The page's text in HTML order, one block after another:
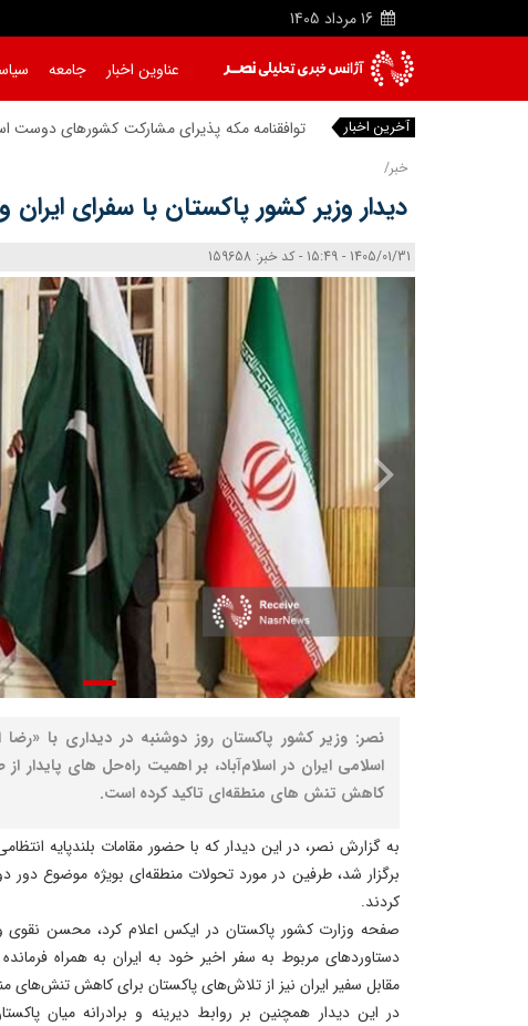
16 مرداد 1405
عناوین اخبار جامعه
آخرین اخبار توافقنامه مکه پذیرای مشارکت کشورهای دوست
خبر/
دیدار وزیر کشور پاکستان با سفرای ایران
1405/01/31 - 15:49 - کد خبر: 159658
نصر: وزیر کشور پاکستان روز دوشنبه در دیداری با
اسلامی ایران در اسلام‌آباد، بر اهمیت راه‌حل‌ های پایدار
کاهش تنش‌ های منطقه‌ای تاکید کرده است.
به گزارش نصر، در این دیدار که با حضور مقامات بلندپایه
برگزار شد، طرفین در مورد تحولات منطقه‌ای بویژه موضوع دور
کردند.
صفحه وزارت کشور پاکستان در ایکس اعلام کرد، محسن نقوی
دستاوردهای مربوط به سفر اخیر خود به ایران به همراه
مقابل سفیر ایران نیز از تلاش‌های پاکستان برای کاهش تنش‌های
در این دیدار همچنین بر روابط دیرینه و برادرانه میان